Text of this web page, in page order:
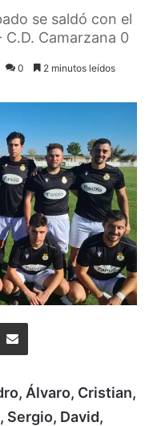
se saldó con el
Camarzana 0
0 2 minutos leídos
Compartir via Email
Álvaro, Cristian,
Sergio, David,